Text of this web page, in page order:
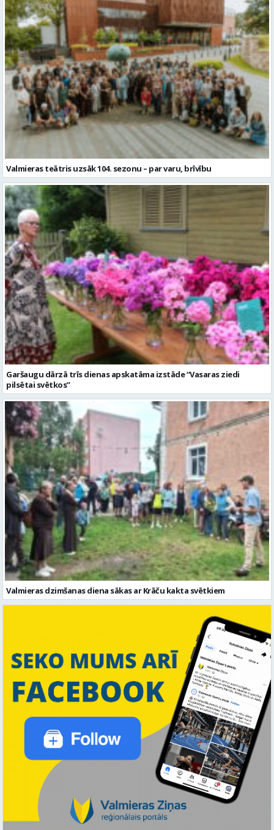
Valmieras teātris uzsāk 104. sezonu – par varu, brīvību
Garšaugu dārzā trīs dienas apskatāma izstāde “Vasaras ziedi
pilsētai svētkos”
Valmieras dzimšanas diena sākas ar Krāču kakta svētkiem